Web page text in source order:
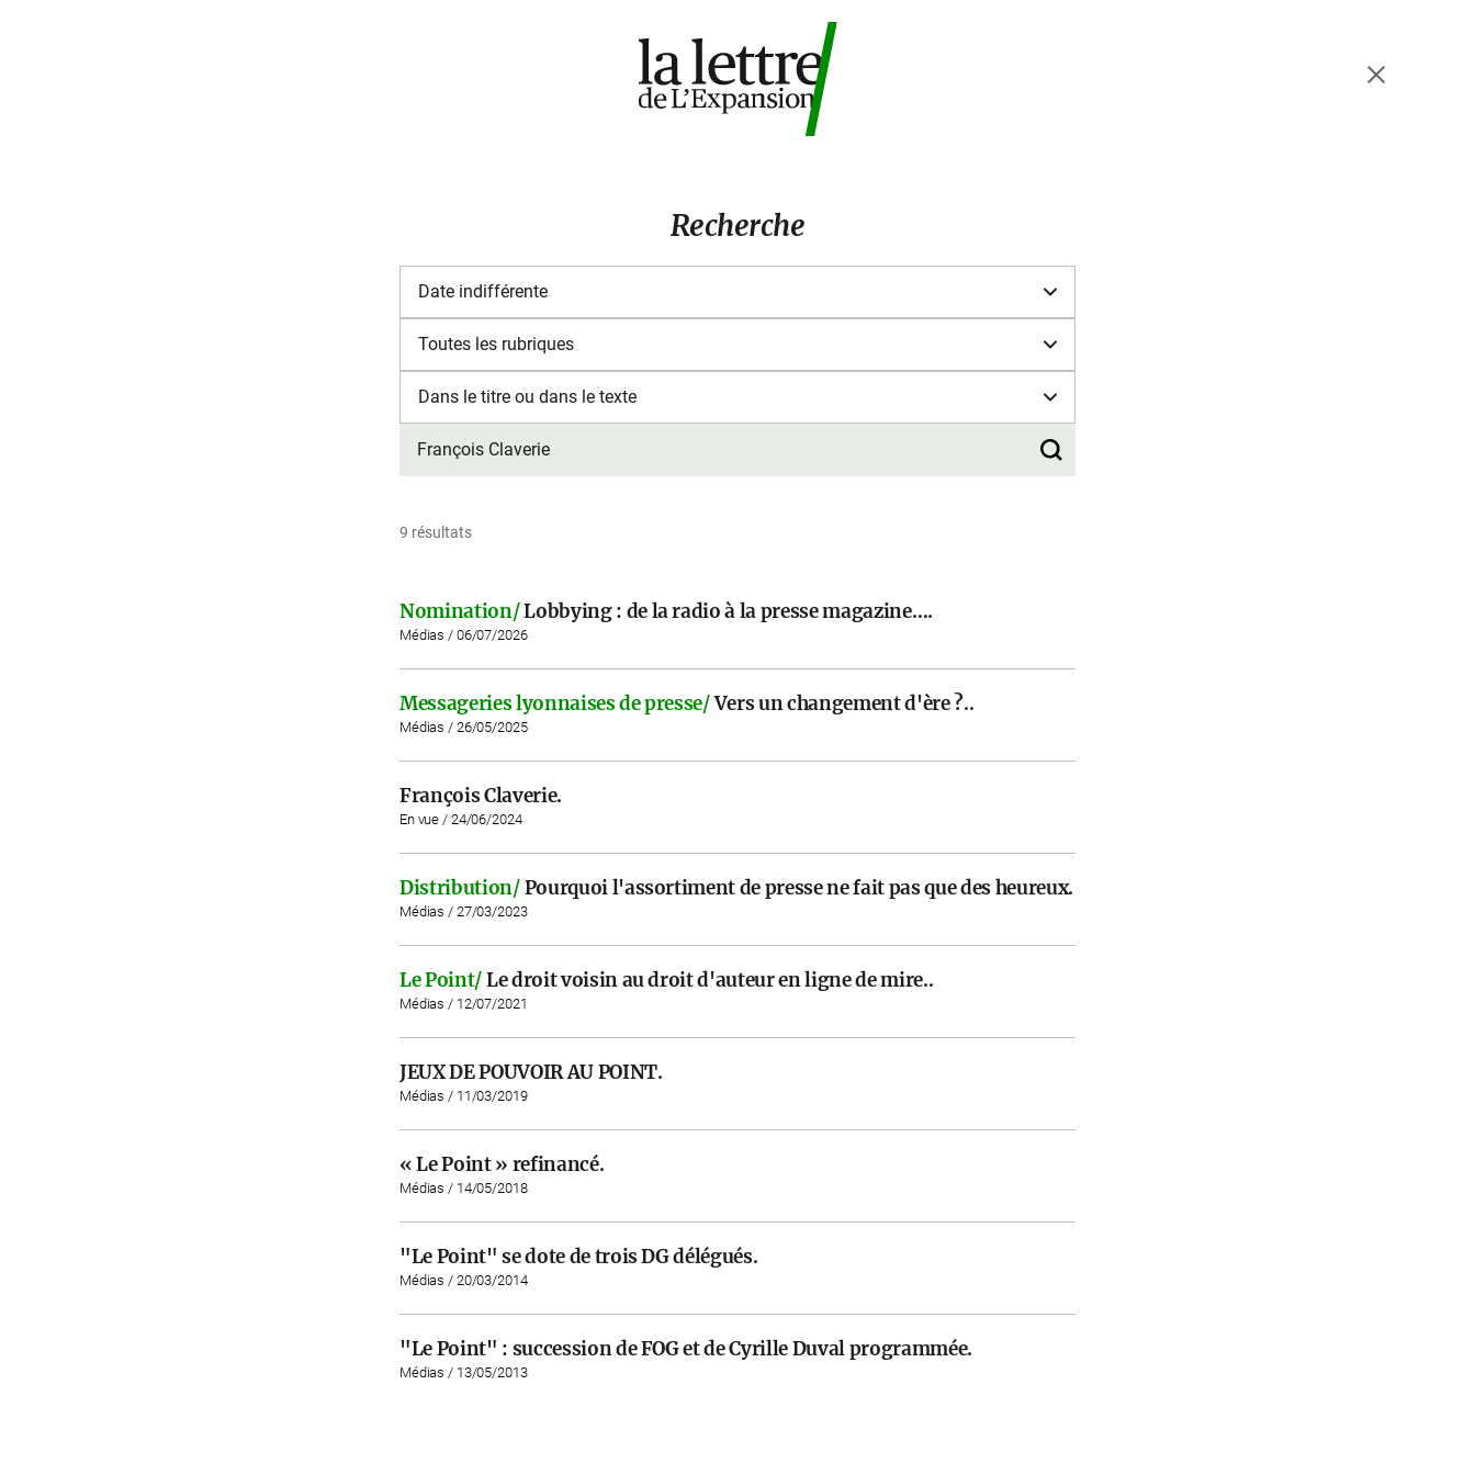
Recherche
9 résultats
Nomination/Lobbying : de la radio à la presse magazine….
Médias / 06/07/2026
Messageries lyonnaises de presse/Vers un changement d'ère ?..
Médias / 26/05/2025
François Claverie.
En vue / 24/06/2024
Distribution/ Pourquoi l'assortiment de presse ne fait pas que des heureux.
Médias / 27/03/2023
Le Point/Le droit voisin au droit d'auteur en ligne de mire..
Médias / 12/07/2021
JEUX DE POUVOIR AU POINT.
Médias / 11/03/2019
« Le Point » refinancé.
Médias / 14/05/2018
"Le Point" se dote de trois DG délégués.
Médias / 20/03/2014
"Le Point" : succession de FOG et de Cyrille Duval programmée.
Médias / 13/05/2013